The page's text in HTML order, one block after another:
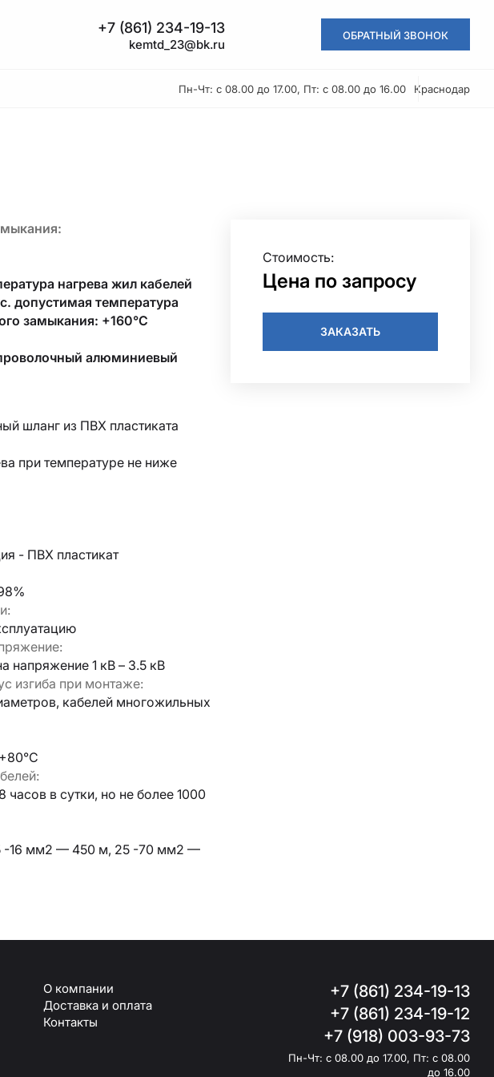
+7 (861) 234-19-13
kemtd_23@bk.ru
ОБРАТНЫЙ ЗВОНОК
Пн-Чт: с 08.00 до 17.00, Пт: с 08.00 до 16.00 Краснодар
нагрева жил кабелей
допустимая температура
замыкания: +160°С
алю­миниевый
шланг из ПВХ пластиката
при температуре не ниже
- ПВХ пластикат
напряжение 1 кВ – 3.5 кВ
изгиба при монтаже:
кабелей многожильныx
в сутки, но не более 1000
-16 мм2 — 450 м, 25 -70 мм2 —
Стоимость:
Цена по запросу
ЗАКАЗАТЬ
О компании
Доставка и оплата
Контакты
+7 (861) 234-19-13
+7 (861) 234-19-12
+7 (918) 003-93-73
Пн-Чт: с 08.00 до 17.00, Пт: с 08.00
до 16.00